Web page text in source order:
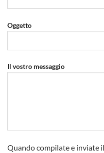
Oggetto
Il vostro messaggio
Quando compilate e inviate